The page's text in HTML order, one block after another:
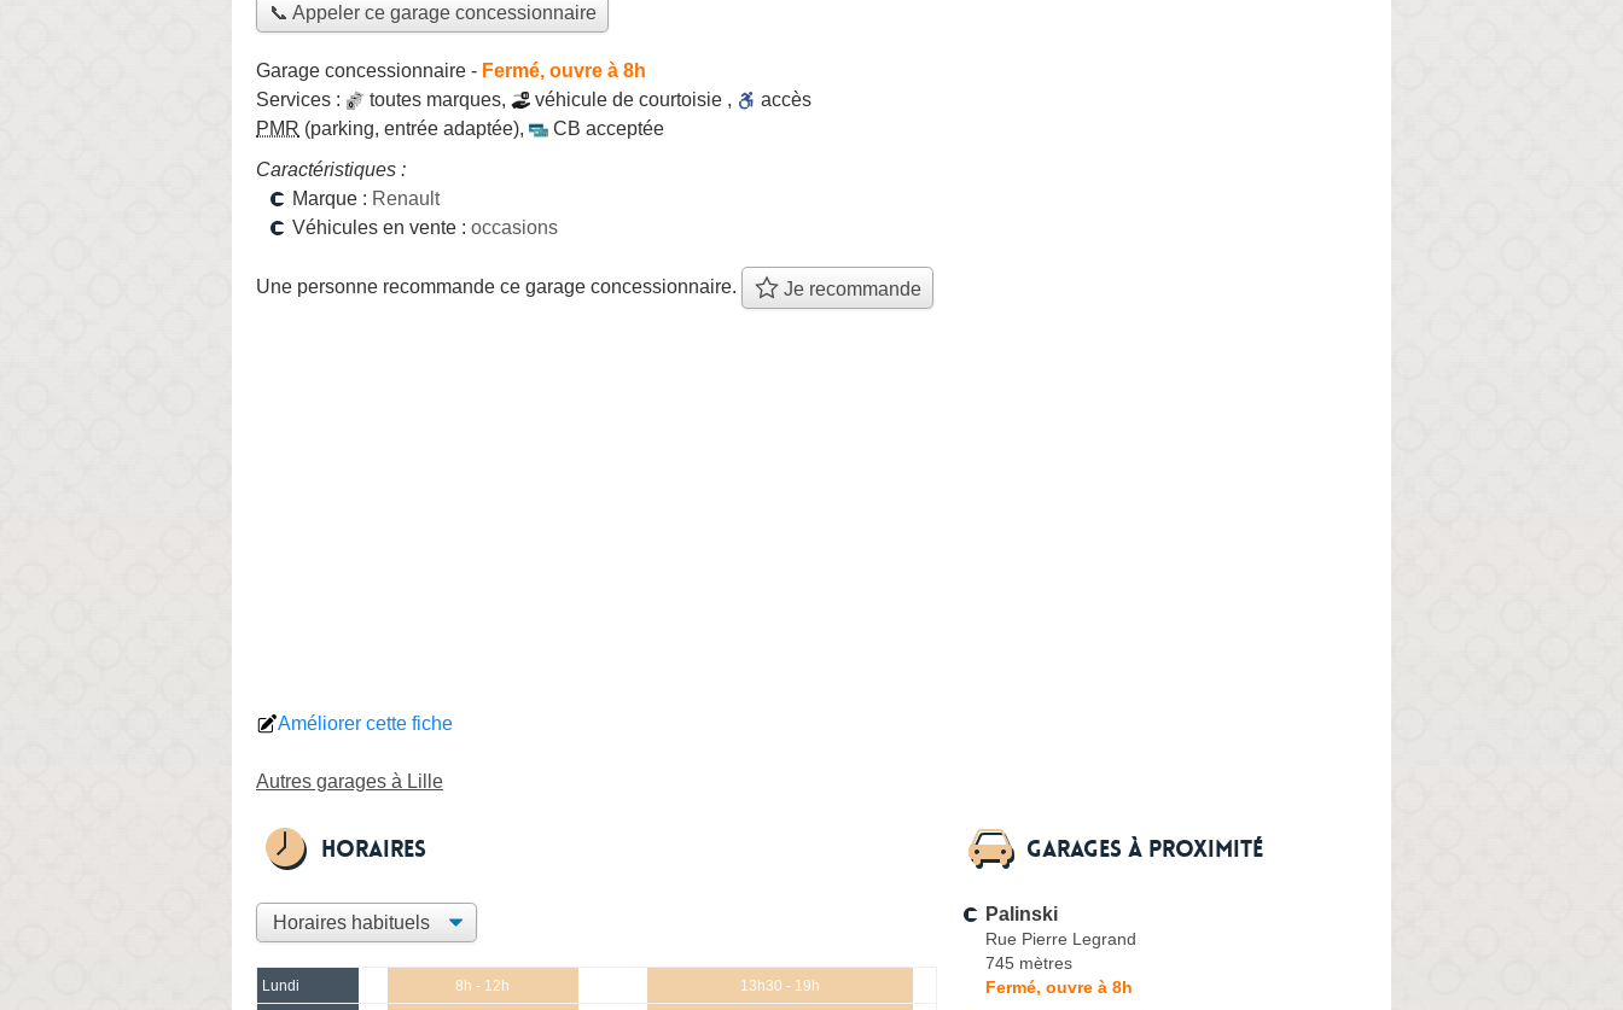
📞 Appeler ce garage concessionnaire
Garage concessionnaire - Fermé, ouvre à 8h
Services :
toutes marques, véhicule de courtoisie ,
accès
PMR (parking, entrée adaptée),
CB acceptée
Caractéristiques :
Marque : Renault
Véhicules en vente : occasions
Une personne recommande ce garage concessionnaire. Je recommande
Améliorer cette fiche
Autres garages à Lille
Horaires
Lundi 8h - 12h 13h30 - 19h
Garages à proximité
Palinski
Rue Pierre Legrand
745 mètres
Fermé, ouvre à 8h